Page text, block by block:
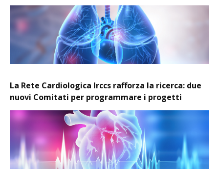
La Rete Cardiologica Irccs rafforza la ricerca: due
nuovi Comitati per programmare i progetti